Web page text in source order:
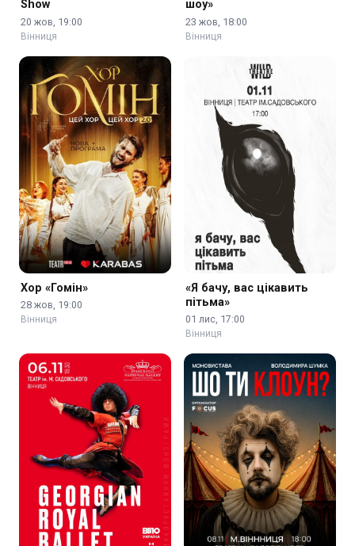
Show
20 жов, 19:00
Вінниця
шоу»
23 жов, 18:00
Вінниця
Хор «Гомін»
28 жов, 19:00
Вінниця
«Я бачу, вас цікавить
пітьма»
01 лис, 17:00
Вінниця